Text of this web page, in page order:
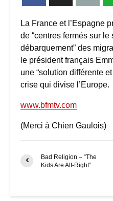
La France et l’Espagne
de “centres fermés sur
débarquement” des
le président français
une “solution différente
crise qui divise l’Europe.
www.bfmtv.com
(Merci à Chien Gaulois)
Bad Religion – “The
Kids Are Alt-Right”